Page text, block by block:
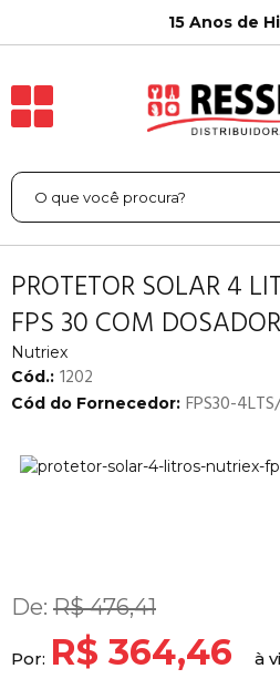
15 Anos de
PROTETOR SOLAR 4
FPS 30 COM DOSADOR
Nutriex
Cód.: 1202
Cód do Fornecedor: FPS30-
De: R$ 476,41
Por: R$ 364,46